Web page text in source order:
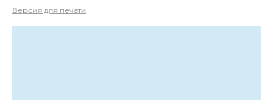
Версия для печати